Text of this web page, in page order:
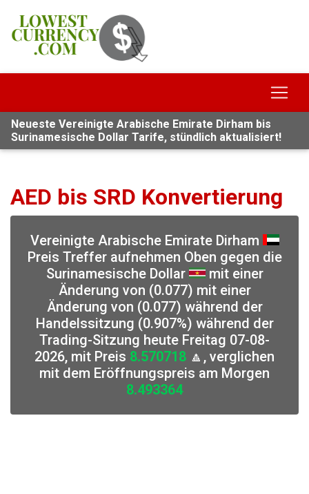
Neueste Vereinigte Arabische Emirate Dirham bis
Surinamesische Dollar Tarife, stündlich aktualisiert!
AED bis SRD Konvertierung
Vereinigte Arabische Emirate Dirham
Preis Treffer aufnehmen Oben gegen die
Surinamesische Dollar
mit einer
Änderung von (0.077) mit einer
Änderung von (0.077) während der
Handelssitzung (0.907%) während der
Trading-Sitzung heute Freitag 07-08-
2026, mit Preis 8.570718 🔼, verglichen
mit dem Eröffnungspreis am Morgen
8.493364